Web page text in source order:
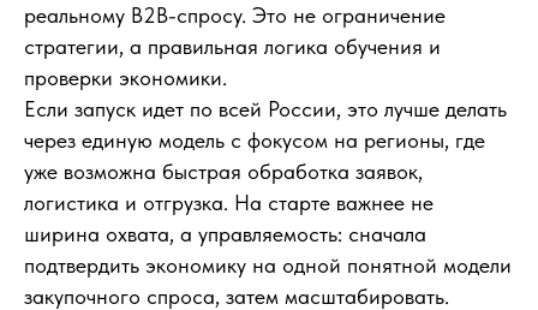
реальному B2B-спросу. Это не ограничение
стратегии, а правильная логика обучения и
проверки экономики.
Если запуск идет по всей России, это лучше делать
через единую модель с фокусом на регионы, где
уже возможна быстрая обработка заявок,
логистика и отгрузка. На старте важнее не
ширина охвата, а управляемость: сначала
подтвердить экономику на одной понятной модели
закупочного спроса, затем масштабировать.